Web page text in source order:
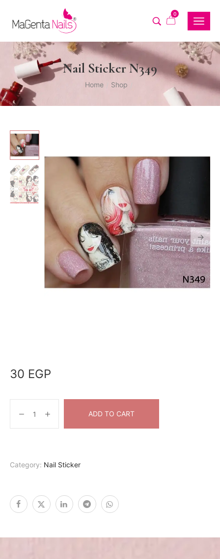
0
Nail Sticker N349
Home Shop
30 EGP
ADD TO CART
Category: Nail Sticker